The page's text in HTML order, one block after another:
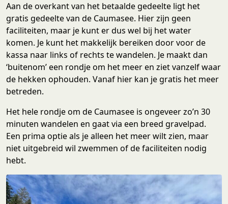
Aan de overkant van het betaalde gedeelte ligt het
gratis gedeelte van de Caumasee. Hier zijn geen
faciliteiten, maar je kunt er dus wel bij het water
komen. Je kunt het makkelijk bereiken door voor de
kassa naar links of rechts te wandelen. Je maakt dan
‘buitenom’ een rondje om het meer en ziet vanzelf waar
de hekken ophouden. Vanaf hier kan je gratis het meer
betreden.
Het hele rondje om de Caumasee is ongeveer zo’n 30
minuten wandelen en gaat via een breed gravelpad.
Een prima optie als je alleen het meer wilt zien, maar
niet uitgebreid wil zwemmen of de faciliteiten nodig
hebt.